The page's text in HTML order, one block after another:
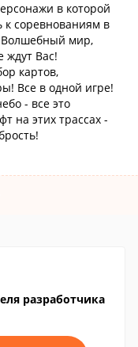
в которой
к соревнованиям в
Волшебный мир,
ждут Вас!
картов,
Все в одной игре!
- все это
на этих трассах -
разработчика